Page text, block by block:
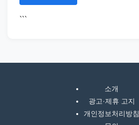
```
소개
광고·제휴 고지
개인정보처리방침